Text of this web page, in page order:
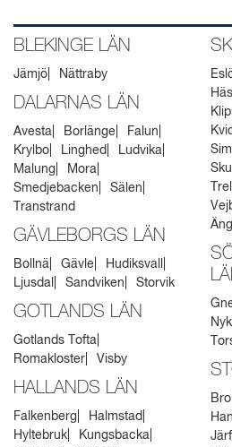
BLEKINGE LÄN
Jämjö Nättraby
DALARNAS LÄN
Avesta Borlänge
Falun
Krylbo
Linghed
Ludvika
Malung
Mora
Smedjebacken
Sälen
Transtrand
GÄVLEBORGS LÄN
Bollnä Gävle
Hudiksvall
Ljusdal
Sandviken Storvik
GOTLANDS LÄN
Gotlands Tofta
Romakloster
Visby
HALLANDS LÄN
Falkenberg
Halmstad
Hyltebruk
Kungsbacka
Bro